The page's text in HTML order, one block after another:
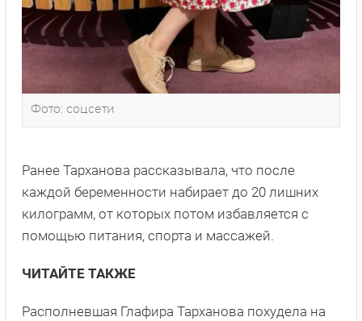
Фото: соцсети
Ранее Тарханова рассказывала, что после
каждой беременности набирает до 20 лишних
килограмм, от которых потом избавляется с
помощью питания, спорта и массажей.
ЧИТАЙТЕ ТАКЖЕ
Располневшая Глафира Тарханова похудела на